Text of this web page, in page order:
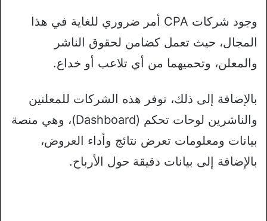
وجود شركات CPA أمر ضروري للغاية في هذا
المجال، حيث تعمل كضامن لحقوق الناشر
والمعلن، وتحميهما من أي تلاعب أو خداع.
بالإضافة إلى ذلك، توفر هذه الشركات للمعلنين
والناشرين لوحات تحكم (Dashboard)، وهي منصة
بيانات ومعلومات تعرض نتائج وأداء العروض،
بالإضافة إلى بيانات دقيقة حول الأرباح.